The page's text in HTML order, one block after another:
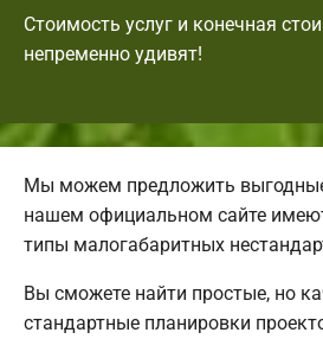
Стоимость услуг и конечная
непременно удивят!
Мы можем предложить
нашем официальном сайте
типы малогабаритных
Вы сможете найти простые, но
стандартные планировки